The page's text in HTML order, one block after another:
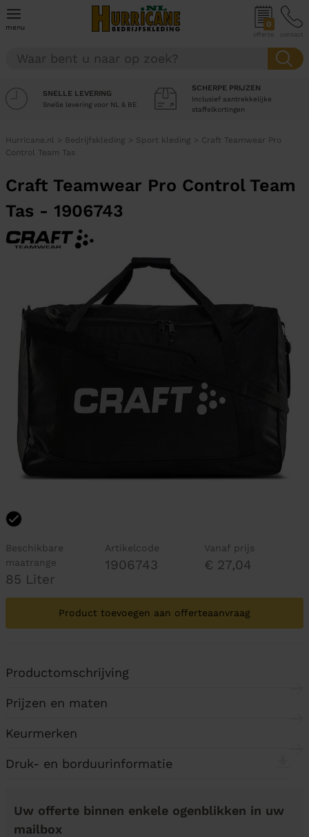
menu 0
offerte contact
SNELLE LEVERING
Snelle levering voor NL & BE
SCHERPE PRIJZEN
Inclusief aantrekkelijke
staffelkortingen
Hurricane.nl > Bedrijfskleding > Sport kleding > Craft Teamwear Pro
Control Team Tas
Craft Teamwear Pro Control Team
Tas - 1906743
Beschikbare
maatrange
85 Liter
Artikelcode
1906743
Vanaf prijs
€ 27,04
Product toevoegen aan offerteaanvraag
Productomschrijving
Prijzen en maten
Keurmerken
Druk- en borduurinformatie
Uw offerte binnen enkele ogenblikken in uw
mailbox